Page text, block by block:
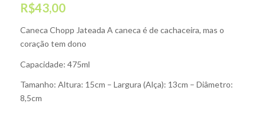
R$43,00
Caneca Chopp Jateada A caneca é de cachaceira, mas o
coração tem dono
Capacidade: 475ml
Tamanho: Altura: 15cm – Largura (Alça): 13cm – Diâmetro:
8,5cm